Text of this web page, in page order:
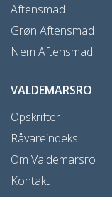
Aftensmad
Grøn Aftensmad
Nem Aftensmad
VALDEMARSRO
Opskrifter
Råvareindeks
Om Valdemarsro
Kontakt